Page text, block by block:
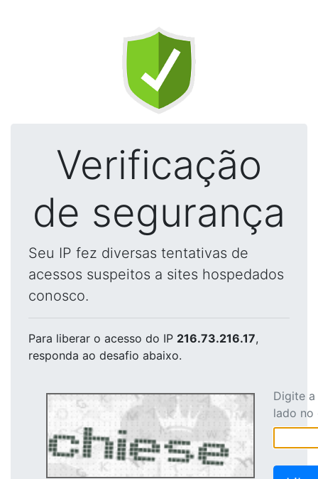
Verificação
de segurança
Seu IP fez diversas tentativas de
acessos suspeitos a sites hospedados
conosco.
Para liberar o acesso do IP 216.73.216.17,
responda ao desafio abaixo.
Digite
lado no